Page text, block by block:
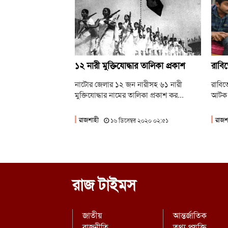
১২ নারী মুক্তিযোদ্ধার তালিকা প্রকাশ
নাটোর জেলার ১২ জন নারীসহ ৬১ নারী
মুক্তিযোদ্ধার নামের তালিকা প্রকাশ কর...
রাজশাহী ১৬ ডিসেম্বর ২০২০ ০২:৫১
আটক
রাজ টাইমস
জাতীয়
আন্তর্জাতিক